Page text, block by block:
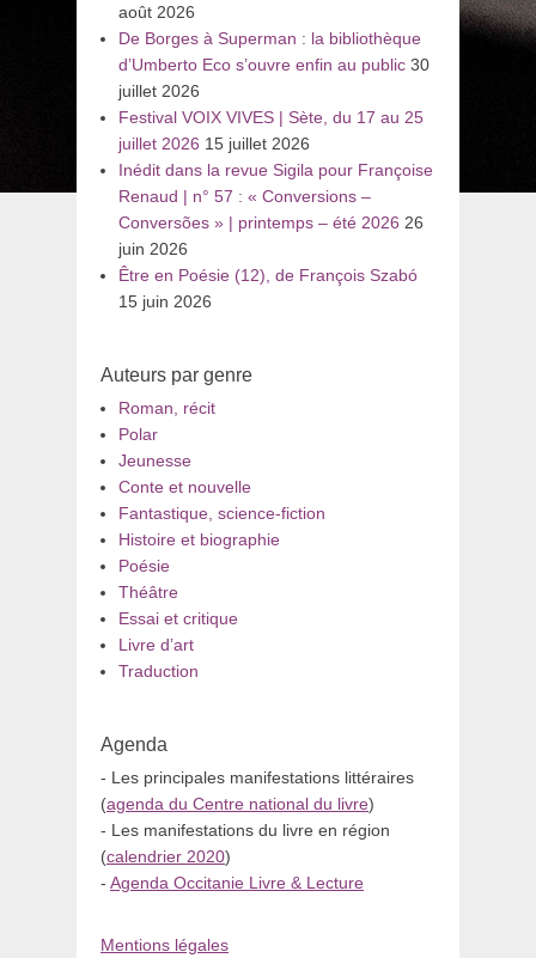
août 2026
De Borges à Superman : la bibliothèque
d’Umberto Eco s’ouvre enfin au public 30
juillet 2026
Festival VOIX VIVES | Sète, du 17 au 25
juillet 2026 15 juillet 2026
Inédit dans la revue Sigila pour Françoise
Renaud | n° 57 : « Conversions –
Conversões » | printemps – été 2026 26
juin 2026
Être en Poésie (12), de François Szabó
15 juin 2026
Auteurs par genre
Roman, récit
Polar
Jeunesse
Conte et nouvelle
Fantastique, science-fiction
Histoire et biographie
Poésie
Théâtre
Essai et critique
Livre d’art
Traduction
Agenda
- Les principales manifestations littéraires
(agenda du Centre national du livre)
- Les manifestations du livre en région
(calendrier 2020)
- Agenda Occitanie Livre & Lecture
Mentions légales